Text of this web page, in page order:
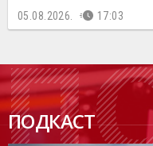
05.08.2026. 17:03
ПОДКАСТ